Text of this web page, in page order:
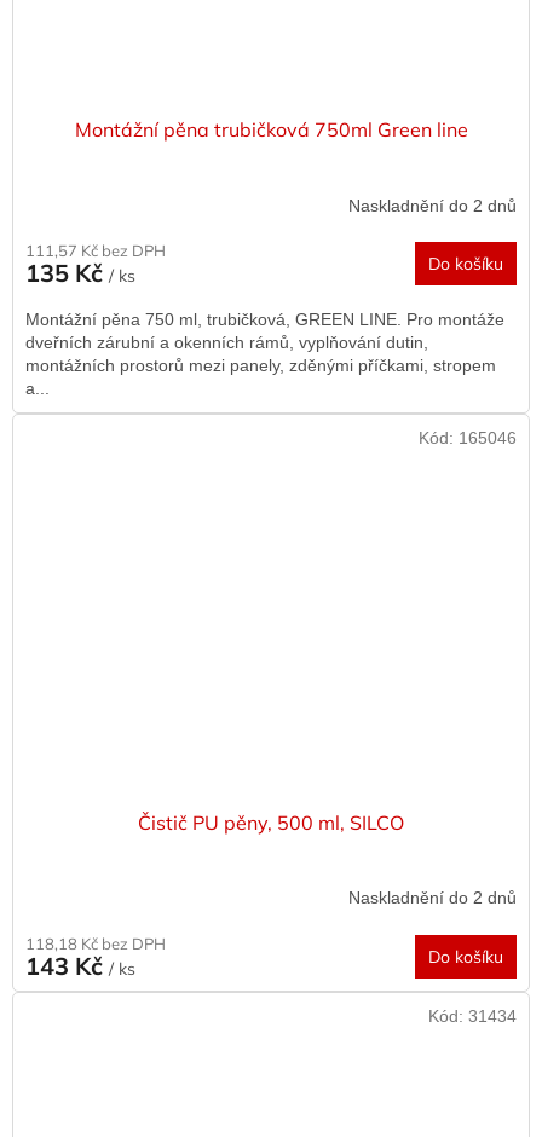
Montážní pěna trubičková 750ml Green line
Naskladnění do 2 dnů
111,57 Kč bez DPH
135 Kč / ks
Do košíku
Montážní pěna 750 ml, trubičková, GREEN LINE. Pro montáže
dveřních zárubní a okenních rámů, vyplňování dutin,
montážních prostorů mezi panely, zděnými příčkami, stropem
a...
Čistič PU pěny, 500 ml, SILCO
Naskladnění do 2 dnů
118,18 Kč bez DPH
143 Kč / ks
Do košíku
Kód: 165046
Kód: 31434